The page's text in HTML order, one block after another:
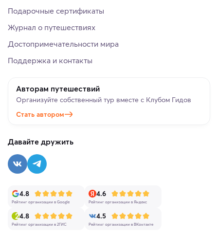
Подарочные сертификаты
Журнал о путешествиях
Достопримечательности мира
Поддержка и контакты
Авторам путешествий
Организуйте собственный тур вместе с Клубом Гидов
Стать автором
Давайте дружить
4.8
Рейтинг организации в Google
4.6
Рейтинг организации в Яндекс
4.8
Рейтинг организации в 2ГИС
4.5
Рейтинг организации в ВКонтакте